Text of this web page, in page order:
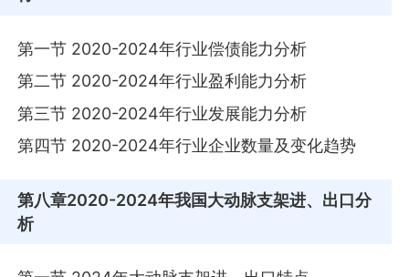
第一节 2020-2024年行业偿债能力分析
第二节 2020-2024年行业盈利能力分析
第三节 2020-2024年行业发展能力分析
第四节 2020-2024年行业企业数量及变化趋势
第八章2020-2024年我国大动脉支架进、出口分
析